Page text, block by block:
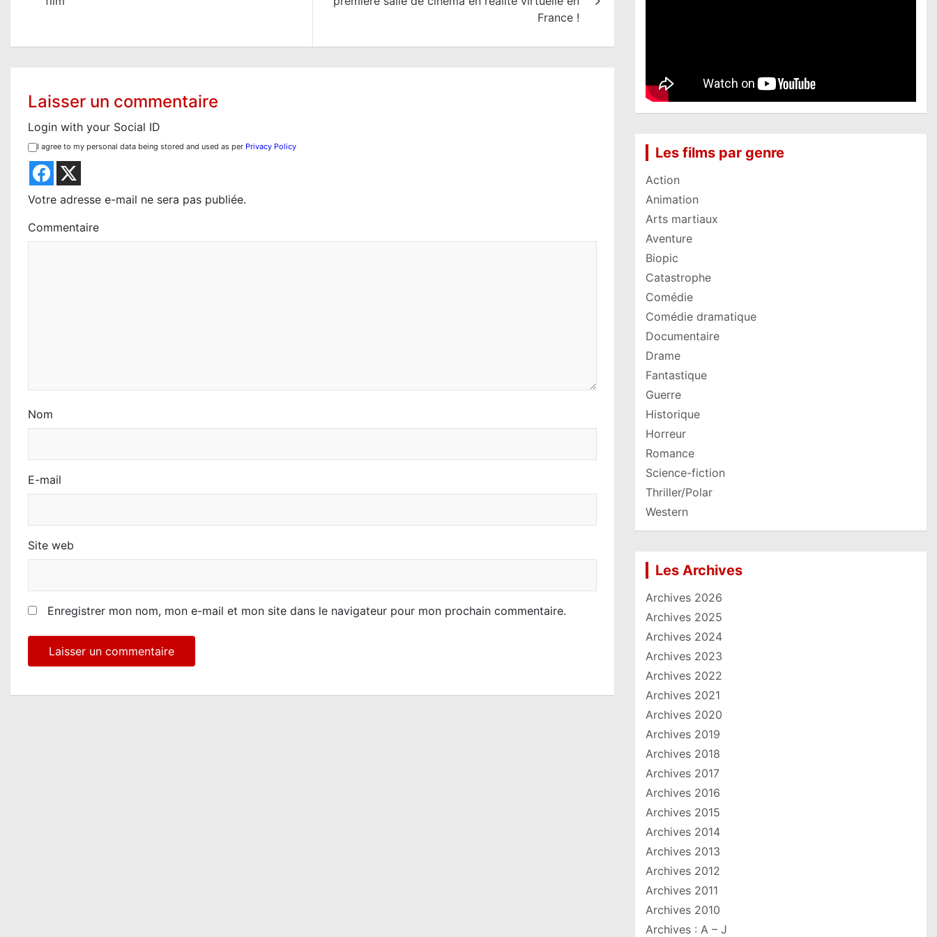
i
France !
Laisser un commentaire
Login with your Social ID
I agree to my personal data being stored and used as per Privacy Policy
Votre adresse e-mail ne sera pas publiée.
Commentaire
Nom
E-mail
Site web
Enregistrer mon nom, mon e-mail et mon site dans le navigateur pour mon prochain commentaire.
Les films par genre
Action
Animation
Arts martiaux
Aventure
Biopic
Catastrophe
Comédie
Comédie dramatique
Documentaire
Drame
Fantastique
Guerre
Historique
Horreur
Romance
Science-fiction
Thriller/Polar
Western
Les Archives
Archives 2026
Archives 2025
Archives 2024
Archives 2023
Archives 2022
Archives 2021
Archives 2020
Archives 2019
Archives 2018
Archives 2017
Archives 2016
Archives 2015
Archives 2014
Archives 2013
Archives 2012
Archives 2011
Archives 2010
Archives : A – J